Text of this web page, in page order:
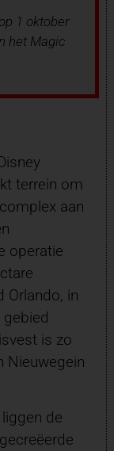
1 oktober
het Magic
terrein om
aan
operatie
Orlando, in
is zo
Nieuwegein
de